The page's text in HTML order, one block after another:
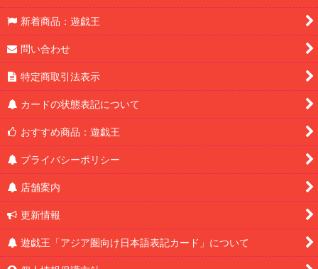
新着商品：遊戯王
問い合わせ
特定商取引法表示
カードの状態表記について
おすすめ商品：遊戯王
プライバシーポリシー
店舗案内
更新情報
遊戯王「アジア圏向け日本語表記カード」について